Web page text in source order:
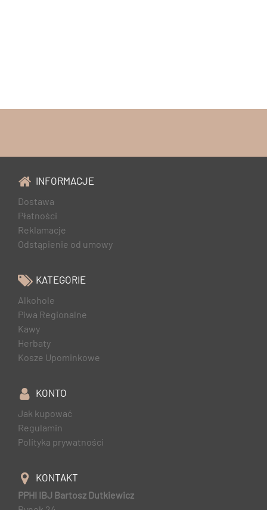
INFORMACJE
Dostawa
Płatności
Reklamacje
Odstąpienie od umowy
KATEGORIE
Alkohole
Piwa Regionalne
Kawy
Herbaty
Kosze Upominkowe
KONTO
Jak kupować
Regulamin
Polityka prywatności
KONTAKT
PPHI IBJ Bartosz Dutkiewicz